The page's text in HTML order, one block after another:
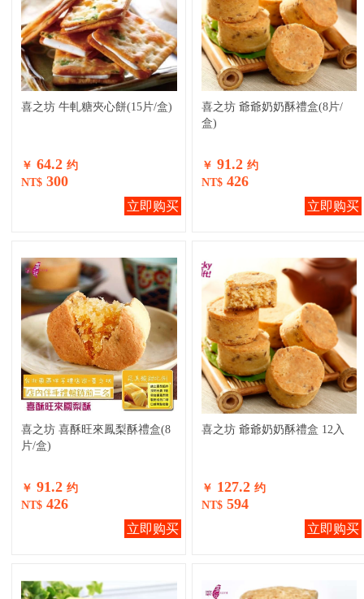
喜之坊 牛軋糖夾心餅(15片/盒)
￥ 64.2 约
NT$ 300
立即购买
喜之坊 爺爺奶奶酥禮盒(8片/
盒)
￥ 91.2 约
NT$ 426
立即购买
喜之坊 喜酥旺來鳳梨酥禮盒(8
片/盒)
￥ 91.2 约
NT$ 426
立即购买
喜之坊 爺爺奶奶酥禮盒 12入
￥ 127.2 约
NT$ 594
立即购买